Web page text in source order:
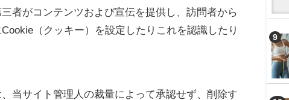
者がコンテンツおよび宣伝を提供し、訪問者から
（クッキー）を設定したりこれを認識したり
当サイト管理人の裁量によって承認せず、削除す